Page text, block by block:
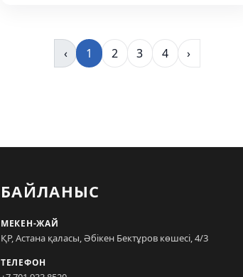
‹ 1 2 3 4 ›
БАЙЛАНЫС
МЕКЕН-ЖАЙ
ҚР, Астана қаласы, Әбікен Бектұров көшесі, 4/3
ТЕЛЕФОН